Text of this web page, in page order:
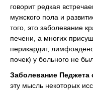
говорит редкая
мужского пола и
того, это заболевание
печени, а многих
перикардит,
почек) у больного не
Заболевание Педжета
эту мысль некоторых